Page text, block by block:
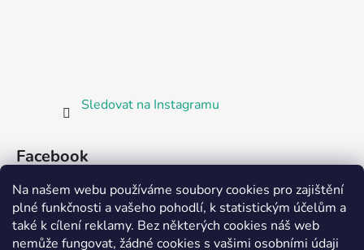
Na našem webu používáme soubory cookies pro zajištění
plné funkčnosti a vašeho pohodlí, k statistickým účelům a
také k cílení reklamy. Bez některých cookies náš web
nemůže fungovat, žádné cookies s vašimi osobními údaji
Sledovat na Instagramu
Facebook